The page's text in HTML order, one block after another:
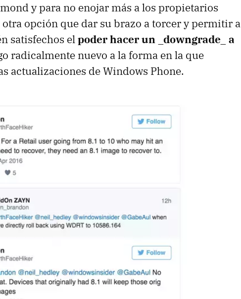
y para no enojar más a los propietarios
opción que dar su brazo a torcer y permitir a
satisfechos elpoder hacer un _downgrade_ a
radicalmente nuevo a la forma en la que
actualizaciones de Windows Phone.